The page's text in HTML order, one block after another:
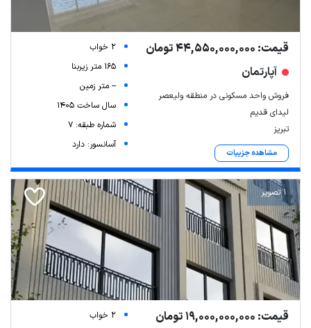
قیمت: 44,550,000,000 تومان
آپارتمان
فروش واحد مسکونی در منطقه ولیعصر
لیدای قدیم
تبریز
مشاهده جزییات
2 خواب
165 متر زیربنا
-- متر زمین
سال ساخت 1405
شماره طبقه: 7
آسانسور: دارد
1 تصویر
قیمت: 19,000,000,000 تومان
2 خواب